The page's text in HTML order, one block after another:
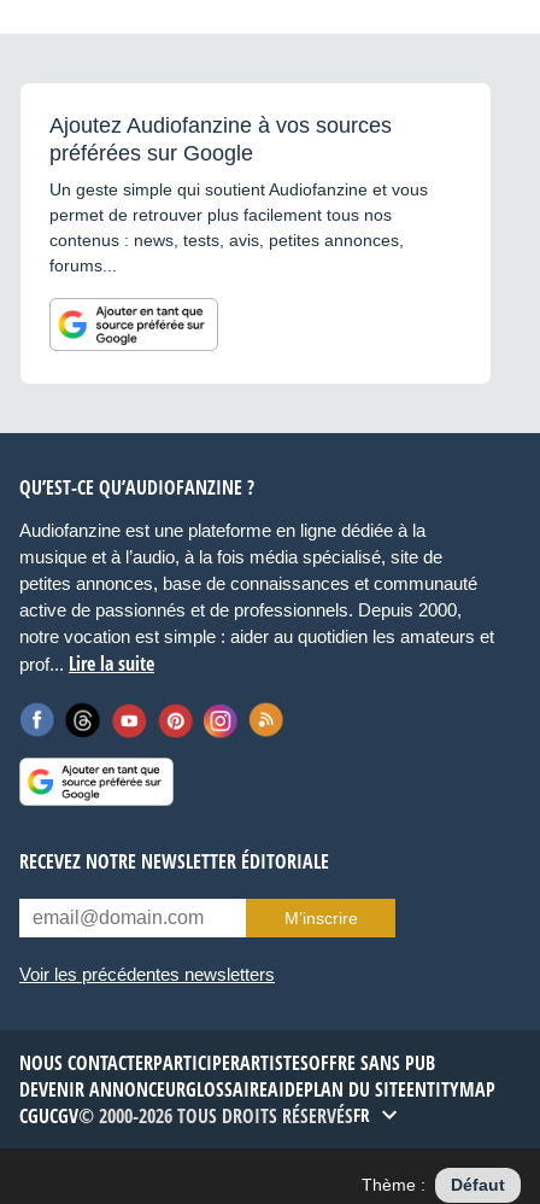
Ajoutez Audiofanzine à vos sources
préférées sur Google
Un geste simple qui soutient Audiofanzine et vous
permet de retrouver plus facilement tous nos
contenus : news, tests, avis, petites annonces,
forums...
QU’EST-CE QU’AUDIOFANZINE ?
Audiofanzine est une plateforme en ligne dédiée à la
musique et à l’audio, à la fois média spécialisé, site de
petites annonces, base de connaissances et communauté
active de passionnés et de professionnels. Depuis 2000,
notre vocation est simple : aider au quotidien les amateurs et
prof... Lire la suite
RECEVEZ NOTRE NEWSLETTER ÉDITORIALE
M’inscrire
Voir les précédentes newsletters
NOUS CONTACTERPARTICIPERARTISTESOFFRE SANS PUB
DEVENIR ANNONCEURGLOSSAIREAIDEPLAN DU SITEENTITYMAP
CGUCGV© 2000-2026 TOUS DROITS RÉSERVÉSFR
Thème : Défaut